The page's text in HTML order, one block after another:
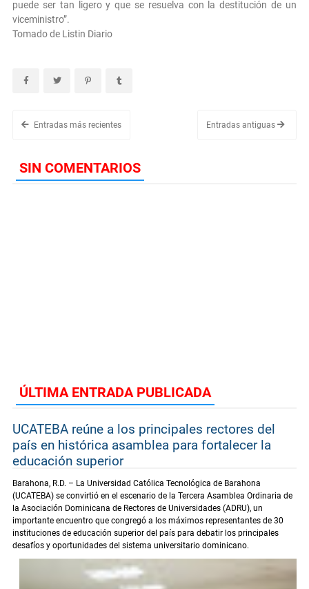
puede ser tan ligero y que se resuelva con la destitución de un
viceministro”.
Tomado de Listin Diario
Entradas más recientes Entradas antiguas
SIN COMENTARIOS
ÚLTIMA ENTRADA PUBLICADA
UCATEBA reúne a los principales rectores del
país en histórica asamblea para fortalecer la
educación superior
Barahona, R.D. – La Universidad Católica Tecnológica de Barahona
(UCATEBA) se convirtió en el escenario de la Tercera Asamblea Ordinaria de
la Asociación Dominicana de Rectores de Universidades (ADRU), un
importante encuentro que congregó a los máximos representantes de 30
instituciones de educación superior del país para debatir los principales
desafíos y oportunidades del sistema universitario dominicano.